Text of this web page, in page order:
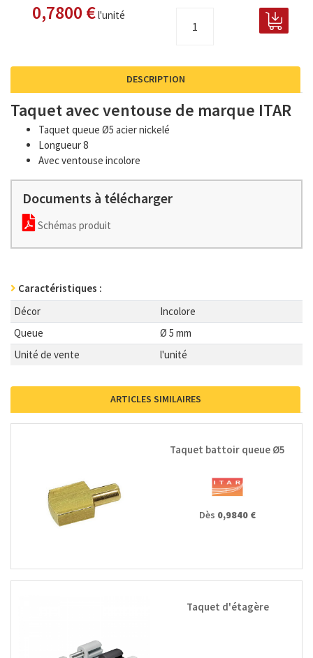
0,7800 €l'unité
DESCRIPTION
Taquet avec ventouse de marque ITAR
Taquet queue Ø5 acier nickelé
Longueur 8
Avec ventouse incolore
Documents à télécharger
Schémas produit
Caractéristiques :
Décor
Incolore
Queue
Ø 5 mm
Unité de vente
l'unité
ARTICLES SIMILAIRES
Taquet battoir queue Ø5
Dès 0,9840 €
Taquet d'étagère